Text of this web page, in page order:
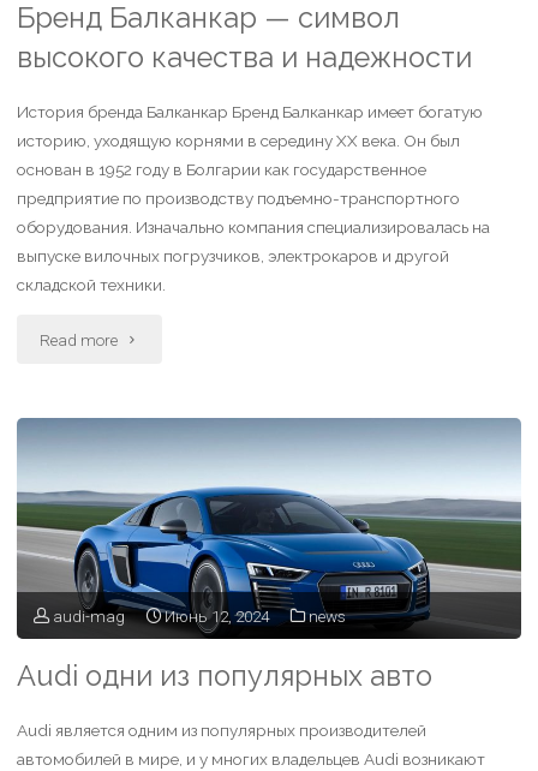
Бренд Балканкар — символ
высокого качества и надежности
История бренда Балканкар Бренд Балканкар имеет богатую
историю, уходящую корнями в середину XX века. Он был
основан в 1952 году в Болгарии как государственное
предприятие по производству подъемно-транспортного
оборудования. Изначально компания специализировалась на
выпуске вилочных погрузчиков, электрокаров и другой
складской техники.
Read more
audi-mag Июнь 12, 2024 news
Audi одни из популярных авто
Audi является одним из популярных производителей
автомобилей в мире, и у многих владельцев Audi возникают